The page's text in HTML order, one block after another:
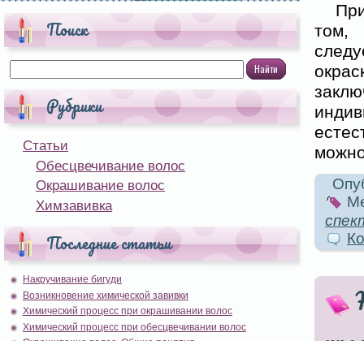
Поиск
Рубрики
Статьи
Обесцвечивание волос
Окрашивание волос
Химзавивка
Последние статьи
Накручивание бигуди
Возникновение химической завивки
Химический процесс при окрашивании волос
Химический процесс при обесцвечивании волос
том,